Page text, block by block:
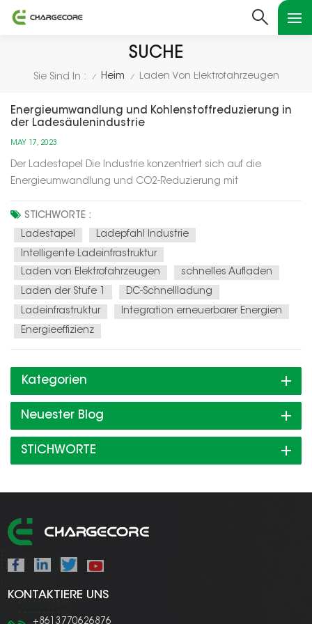
SUCHE
Sie Sind In : / Heim / Laden Von Elektrofahrzeugen
Energieumwandlung und Kohlenstoffreduzierung in
der Ladesäulenindustrie
MAY 17, 2023
Der Ladestapel Die Industrie konzentriert sich auf die
Energieumwandlung und CO2-Reduzierung mit
Ladesäulen werden zunehmend mit erneuerbaren
Energiequellen wie Sonne und Wind betrieben. Diese
Integration verringert die Abhängigkeit von...
STICHWORTE :
Ladestapel
Ladepfahl Industrie
Intelligente Ladeinfrastruktur
Laden von Elektrofahrzeugen
schnelles Aufladen
Laden der Stufe 1
DC-Schnellladung
Ladeinfrastruktur
Integration erneuerbarer Energien
Energieeffizienz
Kategorien
Neuester Blog
STICHWORTE
KONTAKTIERE UNS
+8613770626876